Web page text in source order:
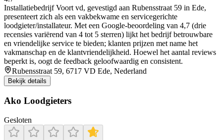
Installatiebedrijf Voort vd, gevestigd aan Rubensstraat 59 in Ede,
presenteert zich als een vakbekwame en servicegerichte
loodgieter/installateur. Met een Google-beoordeling van 4,7 (drie
recensies variërend van 4 tot 5 sterren) lijkt het bedrijf betrouwbare
en vriendelijke service te bieden; klanten prijzen met name het
vakmanschap en de klantvriendelijkheid. Hoewel het aantal reviews
beperkt is, oogt de feedback geloofwaardig en consistent.
Rubensstraat 59, 6717 VD Ede, Nederland
Bekijk details
Ako Loodgieters
Gesloten